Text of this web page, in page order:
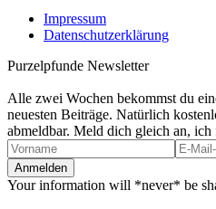
Impressum
Datenschutzerklärung
Purzelpfunde Newsletter
Alle zwei Wochen bekommst du
neuesten Beiträge. Natürlich
abmeldbar. Meld dich gleich an,
Your information will *never* be